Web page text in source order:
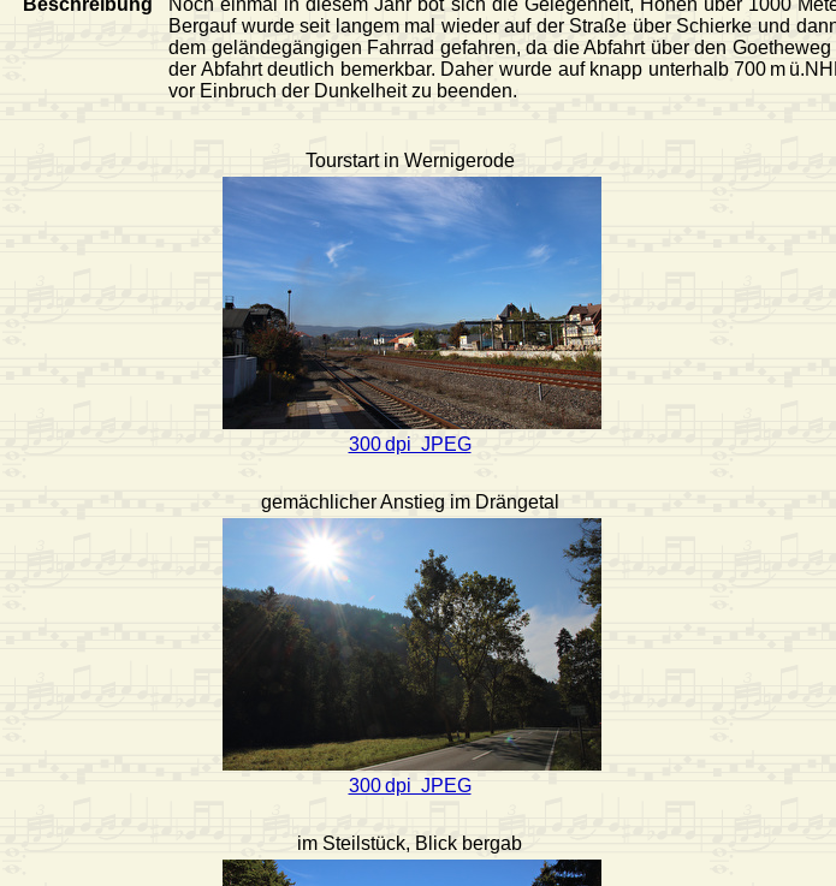
Beschreibung
Noch einmal in diesem Jahr bot sich die Gelegenheit, Höhen über 1000
Bergauf wurde seit langem mal wieder auf der Straße über Schierke und
dem geländegängigen Fahrrad gefahren, da die Abfahrt über den
der Abfahrt deutlich bemerkbar. Daher wurde auf knapp unterhalb 700 m
vor Einbruch der Dunkelheit zu beenden.
Tourstart in Wernigerode
300 dpi JPEG
gemächlicher Anstieg im Drängetal
300 dpi JPEG
im Steilstück, Blick bergab